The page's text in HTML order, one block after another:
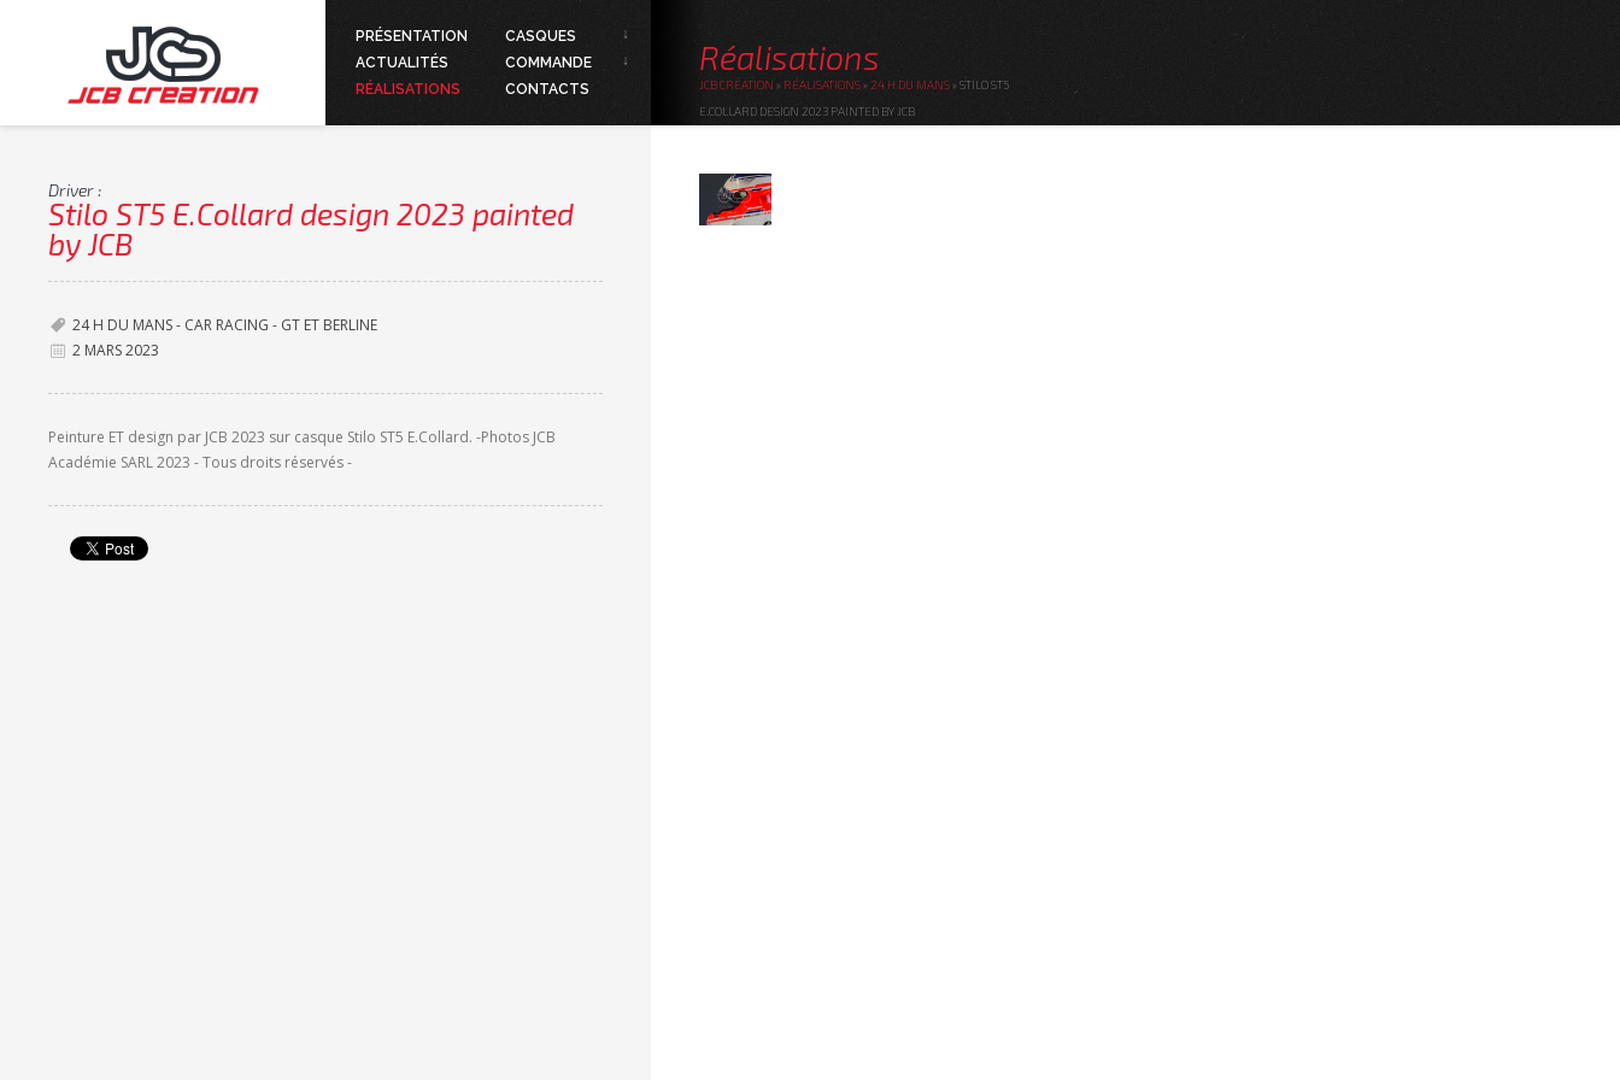
PRÉSENTATION
ACTUALITÉS
RÉALISATIONS
CASQUES
COMMANDE
CONTACTS
Driver :
Stilo ST5 E.Collard design 2023 painted
by JCB
24 H DU MANS - CAR RACING - GT ET BERLINE
2 MARS 2023
Peinture ET design par JCB 2023 sur casque Stilo ST5 E.Collard. -Photos JCB
Académie SARL 2023 - Tous droits réservés -
Réalisations
JCB CRÉATION » RÉALISATIONS » 24 H DU MANS »STILO ST5
E.COLLARD DESIGN 2023 PAINTED BY JCB